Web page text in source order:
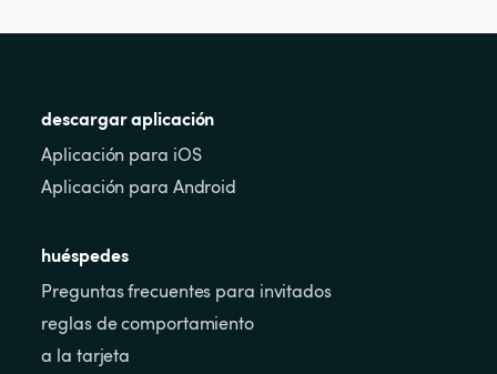
descargar aplicación
Aplicación para iOS
Aplicación para Android
huéspedes
Preguntas frecuentes para invitados
reglas de comportamiento
a la tarjeta